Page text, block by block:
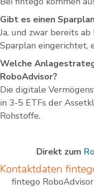
Gibt es einen
Ja, und zwar bereits
Sparplan
Welche
RoboAdvisor?
Die digitale
in 3-5 ETFs der
Rohstoffe.
Direkt zum
Kontaktdaten
fintego RoboAdvisor